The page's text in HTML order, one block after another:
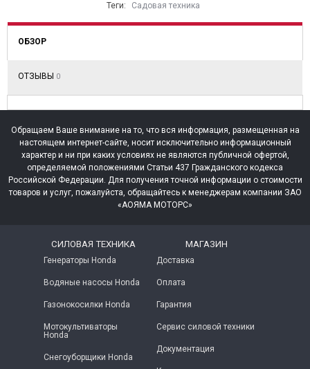
Теги:
Садовая техника
ОБЗОР
ОТЗЫВЫ 0
Обращаем Ваше внимание на то, что вся информация, размещенная на
настоящем интернет-сайте, носит исключительно информационный
характер и ни при каких условиях не являются публичной офертой,
определяемой положениями Статьи 437 Гражданского кодекса
Российской Федерации. Для получения точной информации о стоимости
товаров и услуг, пожалуйста, обращайтесь к менеджерам компании ЗАО
«АОЯМА МОТОРС»
СИЛОВАЯ ТЕХНИКА
Генераторы Honda
Водяные насосы Honda
Газонокосилки Honda
Мотокультиваторы
Honda
Снегоуборщики Honda
МАГАЗИН
Доставка
Оплата
Гарантия
Сервис силовой техники
Документация